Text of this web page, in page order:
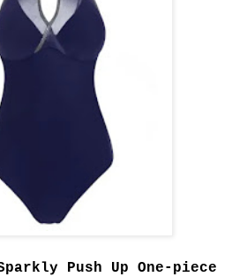
Push Up One-piece